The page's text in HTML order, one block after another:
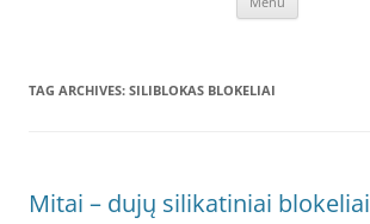
TAG ARCHIVES: SILIBLOKAS BLOKELIAI
Mitai – dujų silikatiniai blokeliai